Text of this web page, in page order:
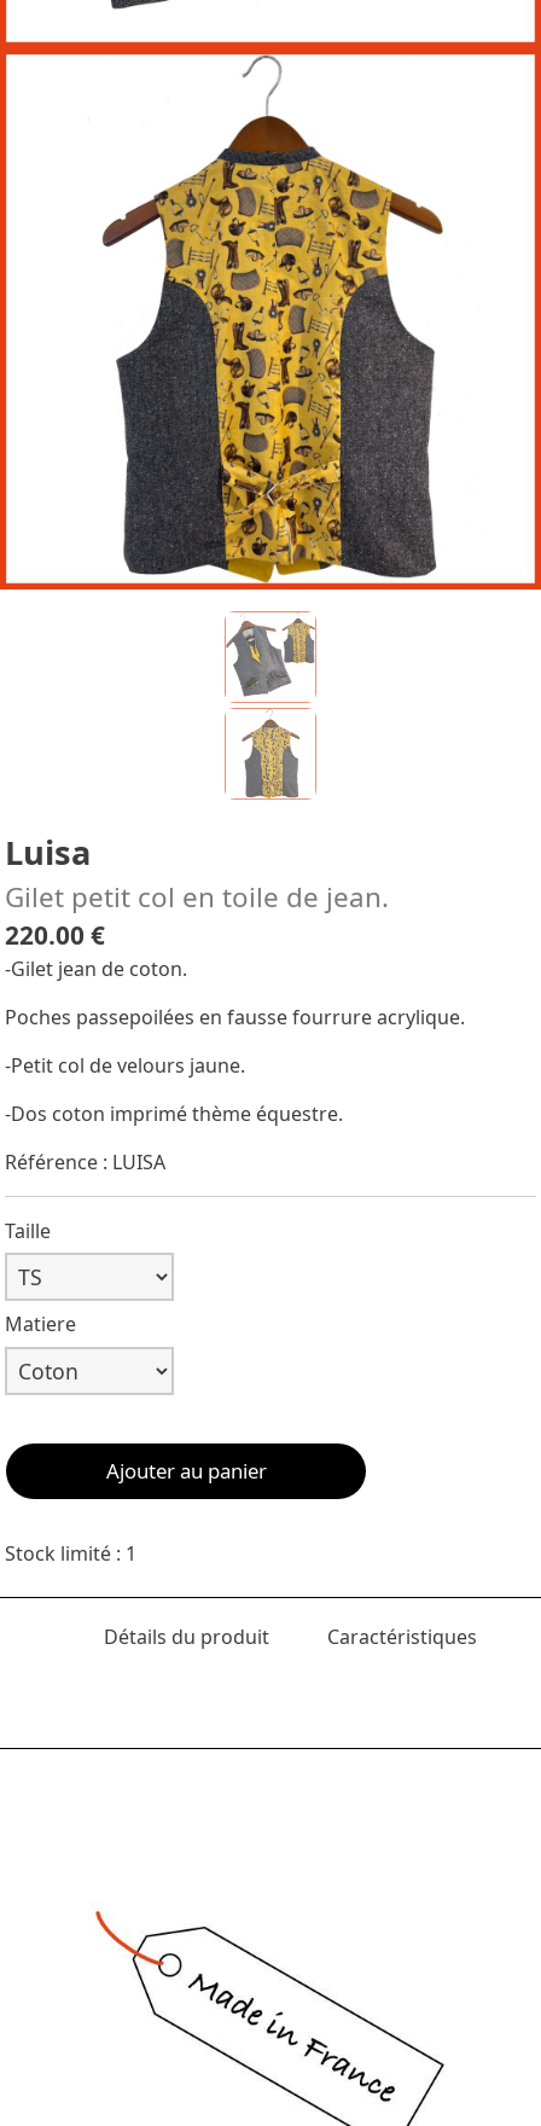
Luisa
Gilet petit col en toile de jean.
220.00 €
-Gilet jean de coton.
Poches passepoilées en fausse fourrure acrylique.
-Petit col de velours jaune.
-Dos coton imprimé thème équestre.
Référence : LUISA
Taille
Matiere
Ajouter au panier
Stock limité : 1
Détails du produit Caractéristiques